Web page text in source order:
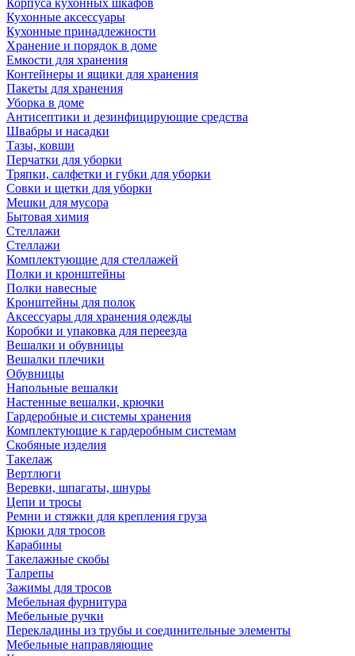
Корпуса кухонных шкафов
Кухонные аксессуары
Кухонные принадлежности
Хранение и порядок в доме
Емкости для хранения
Контейнеры и ящики для хранения
Пакеты для хранения
Уборка в доме
Антисептики и дезинфицирующие средства
Швабры и насадки
Тазы, ковши
Перчатки для уборки
Тряпки, салфетки и губки для уборки
Совки и щетки для уборки
Мешки для мусора
Бытовая химия
Стеллажи
Стеллажи
Комплектующие для стеллажей
Полки и кронштейны
Полки навесные
Кронштейны для полок
Аксессуары для хранения одежды
Коробки и упаковка для переезда
Вешалки и обувницы
Вешалки плечики
Обувницы
Напольные вешалки
Настенные вешалки, крючки
Гардеробные и системы хранения
Комплектующие к гардеробным системам
Скобяные изделия
Такелаж
Вертлюги
Веревки, шпагаты, шнуры
Цепи и тросы
Ремни и стяжки для крепления груза
Крюки для тросов
Карабины
Такелажные скобы
Талрепы
Зажимы для тросов
Мебельная фурнитура
Мебельные ручки
Перекладины из трубы и соединительные элементы
Мебельные направляющие